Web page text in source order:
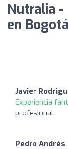
Nutralia -
en
Javier
Experiencia
profesional.
Pedro